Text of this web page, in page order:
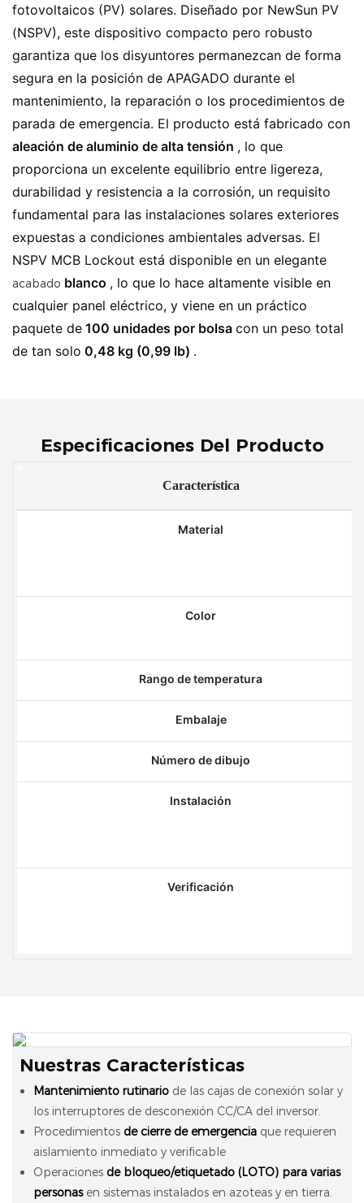
fotovoltaicos (PV) solares. Diseñado por NewSun PV
(NSPV), este dispositivo compacto pero robusto
garantiza que los disyuntores permanezcan de forma
segura en la posición de APAGADO durante el
mantenimiento, la reparación o los procedimientos de
parada de emergencia. El producto está fabricado con
aleación de aluminio de alta tensión , lo que
proporciona un excelente equilibrio entre ligereza,
durabilidad y resistencia a la corrosión, un requisito
fundamental para las instalaciones solares exteriores
expuestas a condiciones ambientales adversas. El
NSPV MCB Lockout está disponible en un elegante
acabado blanco , lo que lo hace altamente visible en
cualquier panel eléctrico, y viene en un práctico
paquete de 100 unidades por bolsa con un peso total
de tan solo 0,48 kg (0,99 lb) .
Especificaciones Del Producto
Característica
Material
Color
Rango de temperatura
Embalaje
Número de dibujo
Instalación
Verificación
Nuestras Características
Mantenimiento rutinariode las cajas de conexión solar y
los interruptores de desconexión CC/CA del inversor.
Procedimientos de cierre de emergenciaque requieren
aislamiento inmediato y verificable
Operaciones de bloqueo/etiquetado (LOTO) para varias
personasen sistemas instalados en azoteas y en tierra.